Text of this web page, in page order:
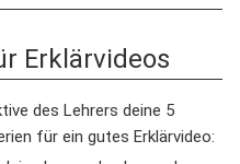
Erklärvideos
des Lehrers deine 5
für ein gutes Erklärvideo: